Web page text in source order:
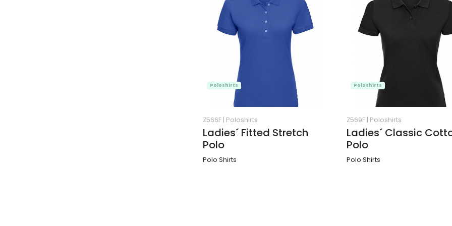
Z566F | Poloshirts
Ladies´ Fitted Stretch
Polo
Polo Shirts
Poloshirts
Z569F| Poloshirts
Ladies´ Classic
Polo
Polo Shirts
Poloshirts